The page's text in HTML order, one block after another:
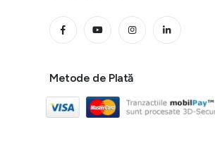
Metode de Plată